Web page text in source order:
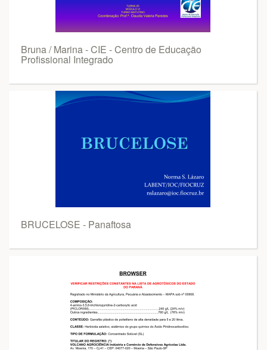
Bruna / Marina - CIE - Centro de Educação
Profissional Integrado
BRUCELOSE - Panaftosa